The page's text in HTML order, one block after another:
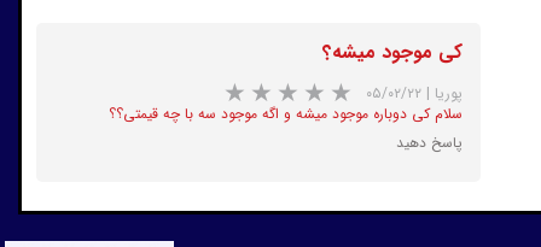
کی موجود میشه؟
پوریا | ۰۵/۰۲/۲۲
سلام کی دوباره موجود میشه و اگه موجود سه با چه قیمتی؟؟
پاسخ دهید